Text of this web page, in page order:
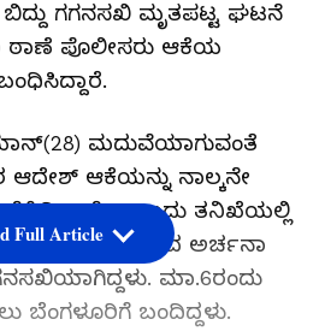
ಗಗನಸಖಿ ಮೃತಪಟ್ಟ ಘಟನೆ
ಪೊಲೀಸರು ಆಕೆಯ
ಮದುವೆಯಾಗುವಂತೆ
ಆದೇಶ್‌ ಆಕೆಯನ್ನು ನಾಲ್ಕನೇ
ಎಂಬುದು ತನಿಖೆಯಲ್ಲಿ
ಪ್ರದೇಶ ಮೂಲದ ಅರ್ಚನಾ
ಮಾ.6ರಂದು
ಬೆಂಗಳೂರಿಗೆ ಬಂದಿದ್ದಳು.
Full Article